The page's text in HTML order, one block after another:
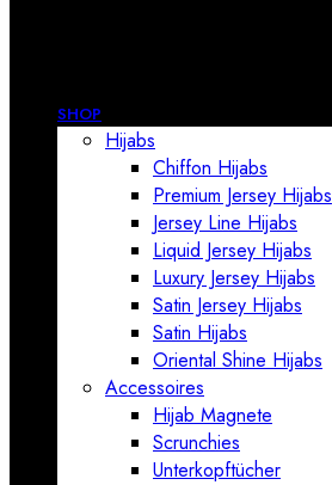
SHOP
Hijabs
Chiffon Hijabs
Premium Jersey Hijabs
Jersey Line Hijabs
Liquid Jersey Hijabs
Luxury Jersey Hijabs
Satin Jersey Hijabs
Satin Hijabs
Oriental Shine Hijabs
Accessoires
Hijab Magnete
Scrunchies
Unterkopftücher